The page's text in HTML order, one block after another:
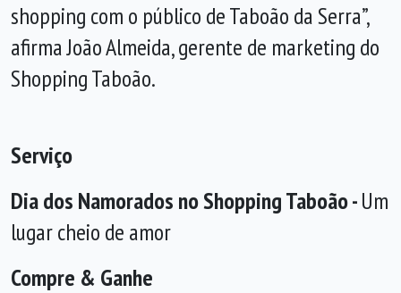
shopping com o público de Taboão da Serra”,
afirma João Almeida, gerente de marketing do
Shopping Taboão.
Serviço
Dia dos Namorados no Shopping Taboão -Um
lugar cheio de amor
Compre & Ganhe